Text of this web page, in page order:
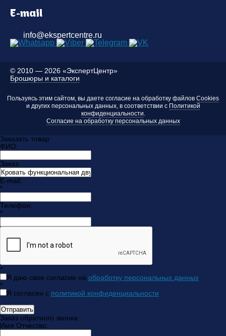
E-mail
info@ekspertcentre.ru
© 2010 — 2026 «ЭкспертЦентр»
Брошюры и каталоги
Пользуясь этим сайтом, вы даете согласие на обработку файлов Cookies
и других персональных данных, в соответствии с Политикой
конфиденциальности.
Согласие на обработку персональных данных
Заказать товар
ФИО:
Заказ:
E-mail:
*
Телефон:
*
*
Я даю свое согласие на обработку персональных данных
*
Я согласен с политикой конфиденциальности
Отправить
Заказ обратного звонка
Имя Отчество: